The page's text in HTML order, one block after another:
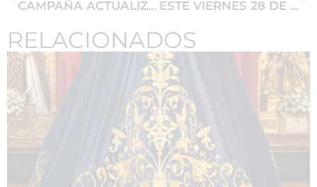
CAMPAÑA ACTUALIZACIÓN DE DATOS DE HERMANOS. ESTE VIERNES 28 DE FEBRERO MISA DE HERMANDAD
RELACIONADOS